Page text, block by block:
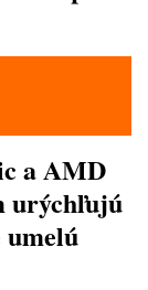
a AMD
urýchľujú